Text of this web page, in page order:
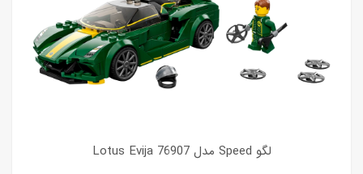
لگو Speed مدل Lotus Evija 76907